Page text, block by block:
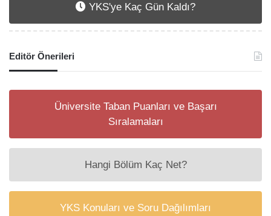
YKS'ye Kaç Gün Kaldı?
Editör Önerileri
Üniversite Taban Puanları ve Başarı
Sıralamaları
Hangi Bölüm Kaç Net?
YKS Konuları ve Soru Dağılımları